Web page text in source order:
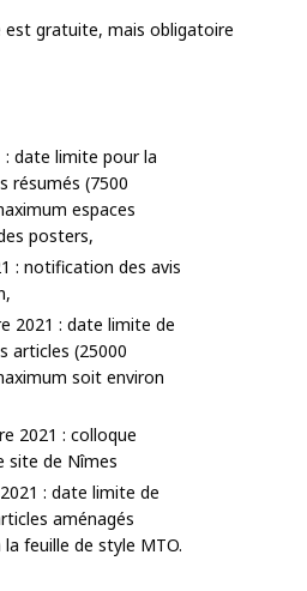
est gratuite, mais obligatoire
: date limite pour la
résumés (7500
espaces
posters,
: notification des avis
2021 : date limite de
articles (25000
soit environ
2021 : colloque
site de Nîmes
: date limite de
aménagés
feuille de style MTO.